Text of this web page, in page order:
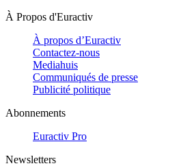
À Propos d'Euractiv
À propos d’Euractiv
Contactez-nous
Mediahuis
Communiqués de presse
Publicité politique
Abonnements
Euractiv Pro
Newsletters